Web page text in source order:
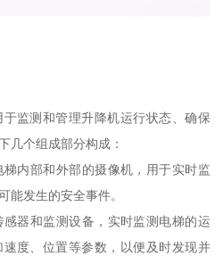
监测和管理升降机运行状态、确保
几个组成部分构成：
内部和外部的摄像机，用于实时监
能发生的安全事件。
器和监测设备，实时监测电梯的运
度、位置等参数，以便及时发现并